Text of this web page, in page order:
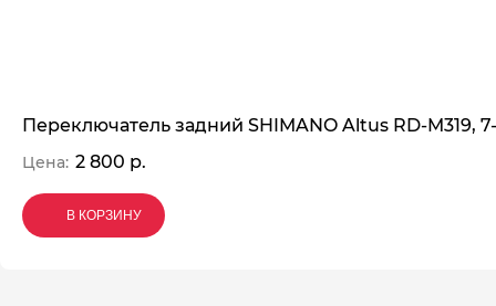
Переключатель задний SHIMANO Altus RD-M319,
Цена: 2 800 р.
В КОРЗИНУ
В КОРЗИНУ
В КОРЗИНУ